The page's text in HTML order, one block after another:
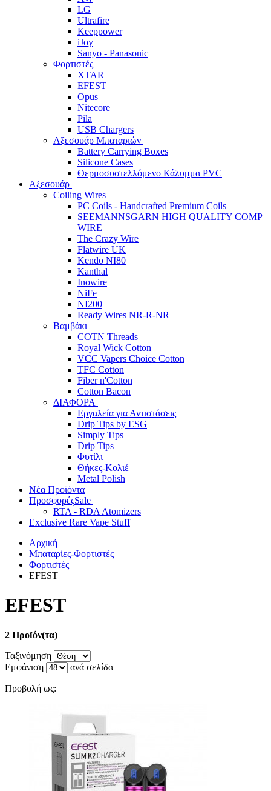
LG
Ultrafire
Keeppower
iJoy
Sanyo - Panasonic
Φορτιστές
XTAR
EFEST
Opus
Nitecore
Pila
USB Chargers
Αξεσουάρ Μπαταριών
Battery Carrying Boxes
Silicone Cases
Θερμοσυστελλόμενο Κάλυμμα PVC
Αξεσουάρ
Coiling Wires
PC Coils - Handcrafted Premium Coils
SEEMANNSGARN HIGH QUALITY COMP
WIRE
The Crazy Wire
Flatwire UK
Kendo NI80
Kanthal
Inowire
NiFe
NI200
Ready Wires NR-R-NR
Βαμβάκι
COTN Threads
Royal Wick Cotton
VCC Vapers Choice Cotton
TFC Cotton
Fiber n'Cotton
Cotton Bacon
ΔΙΑΦΟΡΑ
Εργαλεία για Αντιστάσεις
Drip Tips by ESG
Simply Tips
Drip Tips
Φυτίλι
Θήκες-Κολιέ
Metal Polish
Νέα Προϊόντα
ΠροσφορέςSale
RTA - RDA Atomizers
Exclusive Rare Vape Stuff
Αρχική
Μπαταρίες-Φορτιστές
Φορτιστές
EFEST
EFEST
2 Προϊόν(τα)
Ταξινόμηση
Εμφάνιση
ανά σελίδα
Προβολή ως: